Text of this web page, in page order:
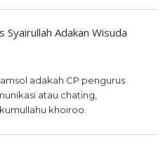
Syairullah Adakan Wisuda
adakah CP pengurus
atau chating,
khoiroo.